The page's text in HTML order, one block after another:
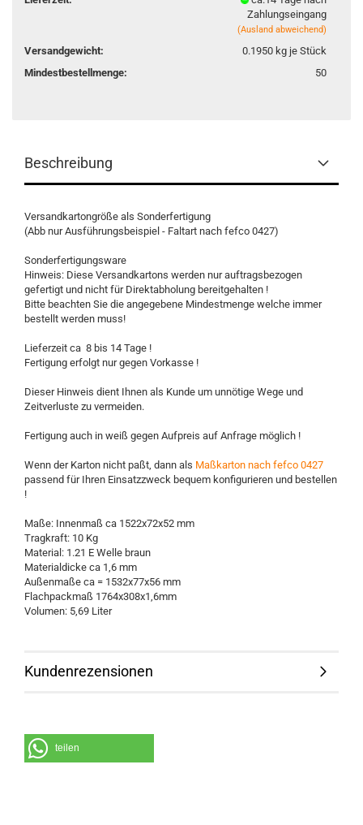
Zahlungseingang
(Ausland abweichend)
Versandgewicht: 0.1950kg je Stück
Mindestbestellmenge:
50
Beschreibung
Versandkartongröße als Sonderfertigung
(Abb nur Ausführungsbeispiel - Faltart nach fefco 0427)
Sonderfertigungsware
Hinweis: Diese Versandkartons werden nur auftragsbezogen
gefertigt und nicht für Direktabholung bereitgehalten !
Bitte beachten Sie die angegebene Mindestmenge welche immer
bestellt werden muss!
Lieferzeit ca 8 bis 14 Tage !
Fertigung erfolgt nur gegen Vorkasse !
Dieser Hinweis dient Ihnen als Kunde um unnötige Wege und
Zeitverluste zu vermeiden.
Fertigung auch in weiß gegen Aufpreis auf Anfrage möglich !
Wenn der Karton nicht paßt, dann als Maßkarton nach fefco 0427
passend für Ihren Einsatzzweck bequem konfigurieren und bestellen
!
Maße: Innenmaß ca 1522x72x52 mm
Tragkraft: 10 Kg
Material: 1.21 E Welle braun
Materialdicke ca 1,6 mm
Außenmaße ca = 1532x77x56 mm
Flachpackmaß 1764x308x1,6mm
Volumen: 5,69 Liter
Kundenrezensionen
teilen